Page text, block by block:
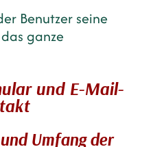
Benutzer seine
ganze
und E-Mail-
Umfang der